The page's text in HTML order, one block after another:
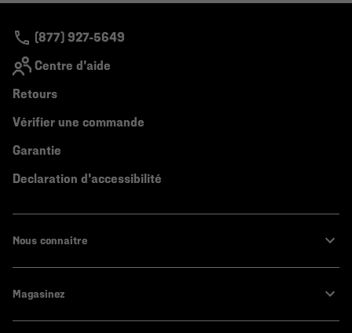
(877) 927-5649
Centre d'aide
Retours
Vérifier une commande
Garantie
Declaration d'accessibilité
Nous connaitre
Magasinez